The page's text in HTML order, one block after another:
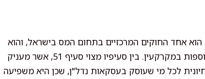
מיסוי מקרקעין (שבח ורכישה), התשכ"ג-1963, הוא אחד החוקים המרכזיים בתחום המס בישראל, והוא
קובע את הכללים למיסוי עסקאות מכר ועסקאות נוספות במקרקעין. בין סעיפיו מצוי סעיף 51, אשר מעניק
לכל מי שעוסק בעסקאות נדל"ן, שכן היא משפיעה